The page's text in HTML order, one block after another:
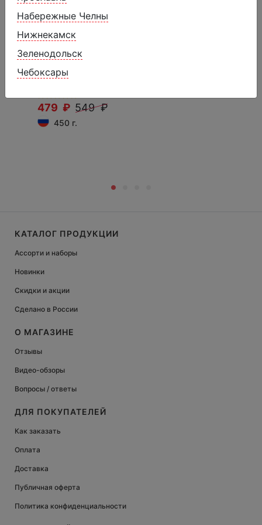
Набережные Челны
Нижнекамск
Зеленодольск
Чебоксары
Мороженое фисташковое с
миндалем
479 ₽ 549 ₽
450 г.
КАТАЛОГ ПРОДУКЦИИ
Ассорти и наборы
Новинки
Скидки и акции
Сделано в России
О МАГАЗИНЕ
Отзывы
Видео-обзоры
Вопросы / ответы
ДЛЯ ПОКУПАТЕЛЕЙ
Как заказать
Оплата
Доставка
Публичная оферта
Политика конфиденциальности